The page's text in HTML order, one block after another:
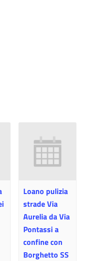
Loano pulizia
strade Via
Aurelia da Via
Pontassi a
confine con
Borghetto SS